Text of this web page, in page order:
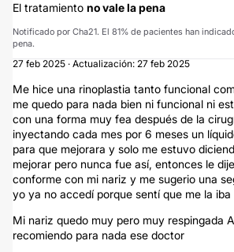
El tratamiento no vale la pena
Notificado por Cha21. El 81% de pacientes han
pena.
27 feb 2025 · Actualización: 27 feb 2025
Me hice una rinoplastia tanto funcional
me quedo para nada bien ni funcional ni
con una forma muy fea después de la
inyectando cada mes por 6 meses un
para que mejorara y solo me estuvo
mejorar pero nunca fue así, entonces le
conforme con mi nariz y me sugerio una
yo ya no accedí porque sentí que me la iba
Mi nariz quedo muy pero muy respingada
recomiendo para nada ese doctor